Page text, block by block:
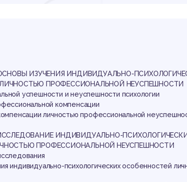
ОСНОВЫ ИЗУЧЕНИЯ ИНДИВИДУАЛЬНО-
ПРОФЕССИОНАЛЬНОЙ НЕУСПЕШНОСТИ
успешности и неуспешности психологии
компенсации
личностью профессиональной
ИНДИВИДУАЛЬНО-
ПРОФЕССИОНАЛЬНОЙ НЕУСПЕШНОСТИ
индивидуально-психологических особенностей